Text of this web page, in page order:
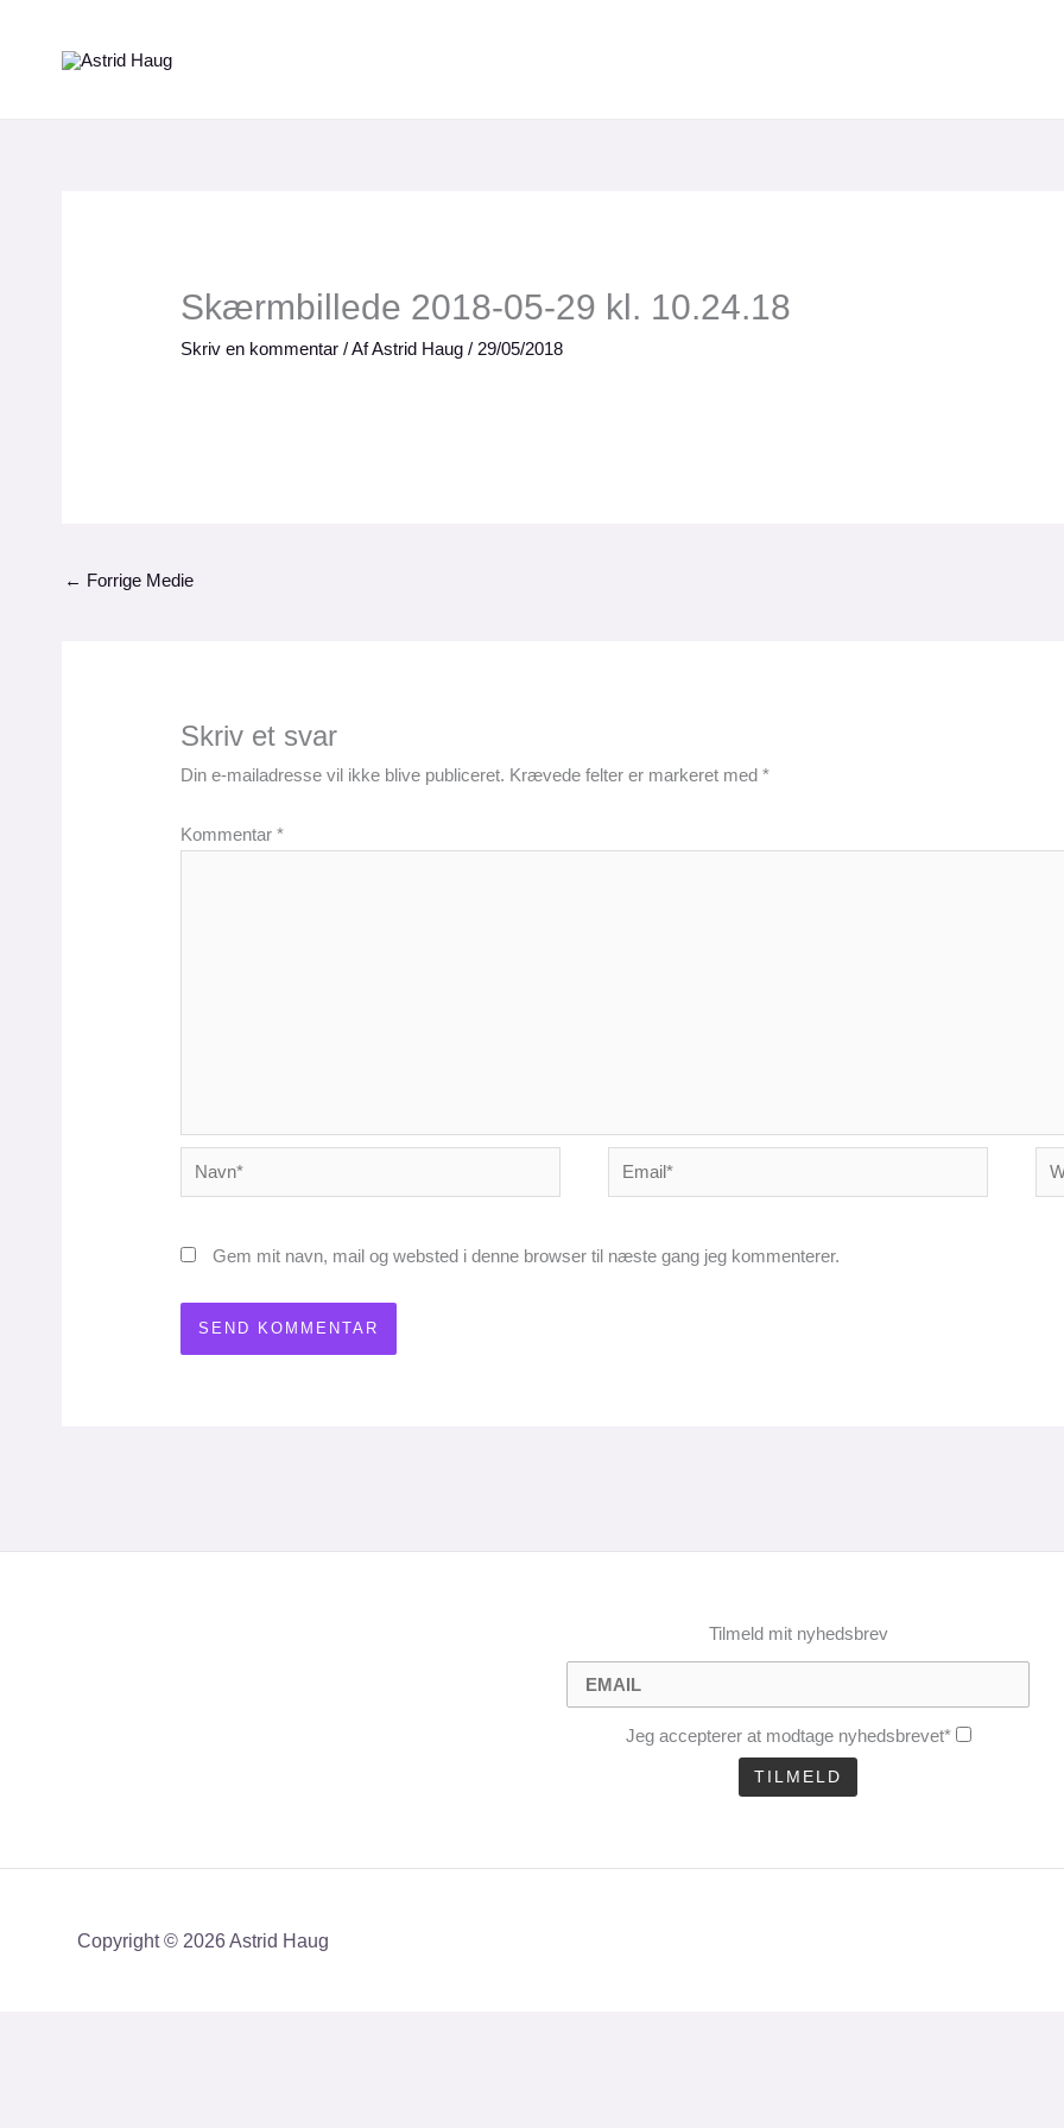
Skærmbillede 2018-05-29 kl. 10.24.18
Skriv en kommentar / AfAstrid Haug/ 29/05/2018
← Forrige Medie
Skriv et svar
Din e-mailadresse vil ikke blive publiceret. Krævede felter er markeret med*
Kommentar*
Navn* Email*
Gem mit navn, mail og websted i denne browser til næste gang jeg kommenterer.
Tilmeld mit nyhedsbrev
Jeg accepterer at modtage nyhedsbrevet*
Copyright © 2026 Astrid Haug